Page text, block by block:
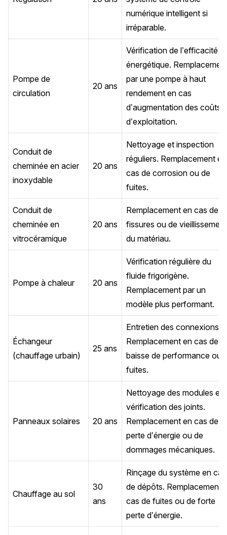
numérique intelligent si
irréparable.
Pompe de
circulation
20 ans
Vérification de l’efficacité
énergétique.
par une pompe à haut
rendement en cas
d’augmentation des coûts
d’exploitation.
Conduit de
cheminée en acier
inoxydable
20 ans
Nettoyage et inspection
réguliers. Remplacement en
cas de corrosion ou de
fuites.
Conduit de
cheminée en
vitrocéramique
20 ans
Remplacement en cas de
fissures ou de vieillissement
du matériau.
Pompe à chaleur 20 ans
Vérification régulière du
fluide frigorigène.
Remplacement par un
modèle plus performant.
Échangeur
(chauffage urbain)
25 ans
Entretien des connexions.
Remplacement en cas de
baisse de performance ou
fuites.
Panneaux solaires 20 ans
Nettoyage des modules et
vérification des joints.
Remplacement en cas de
perte d’énergie ou de
dommages mécaniques.
Chauffage au sol
30
ans
Rinçage du système en cas
de dépôts. Remplacement
cas de fuites ou de forte
perte d’énergie.